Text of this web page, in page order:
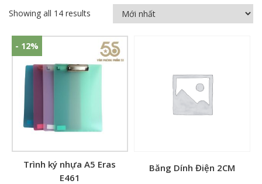
Showing all 14 results
- 12%
Trình ký nhựa A5 Eras
E461
Băng Dính Điện 2CM